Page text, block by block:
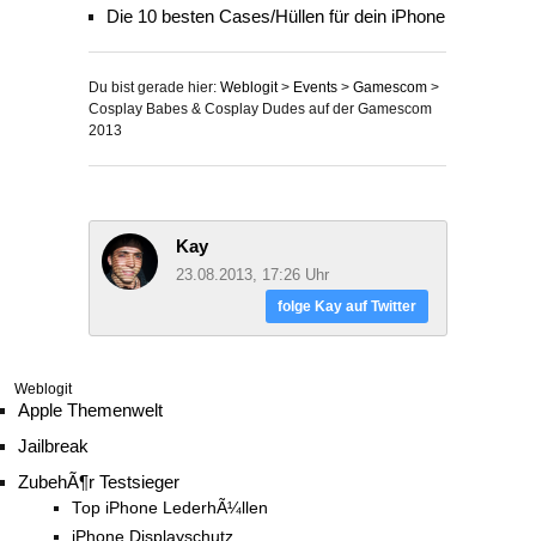
Die 10 besten Cases/Hüllen für dein iPhone
Du bist gerade hier: Weblogit> Events > Gamescom >
Cosplay Babes & Cosplay Dudes auf der Gamescom
2013
Kay
23.08.2013, 17:26 Uhr
folge Kay auf Twitter
Weblogit
Apple Themenwelt
Jailbreak
ZubehÃ¶r Testsieger
Top iPhone LederhÃ¼llen
iPhone Displayschutz